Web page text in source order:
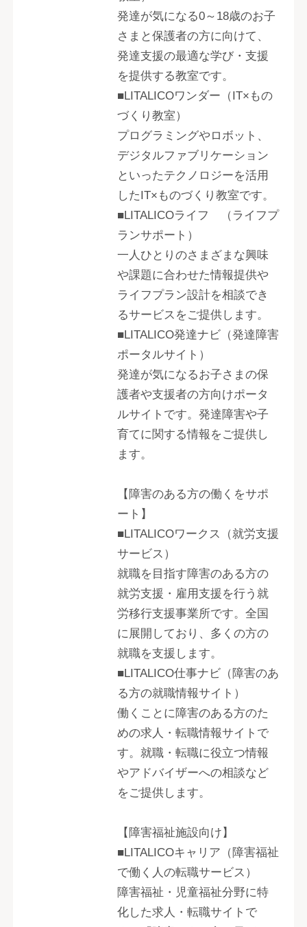
発達が気になる0～18歳のお子
さまと保護者の方に向けて、
発達支援の最適な学び・支援
を提供する教室です。
■LITALICOワンダー（IT×もの
づくり教室）
プログラミングやロボット、
デジタルファブリケーション
といったテクノロジーを活用
したIT×ものづくり教室です。
■LITALICOライフ （ライフプ
ランサポート）
一人ひとりのさまざまな興味
や課題に合わせた情報提供や
ライフプラン設計を相談でき
るサービスをご提供します。
■LITALICO発達ナビ（発達障害
ポータルサイト）
発達が気になるお子さまの保
護者や支援者の方向けポータ
ルサイトです。発達障害や子
育てに関する情報をご提供し
ます。
【障害のある方の働くをサポ
ート】
■LITALICOワークス（就労支援
サービス）
就職を目指す障害のある方の
就労支援・雇用支援を行う就
労移行支援事業所です。全国
に展開しており、多くの方の
就職を支援します。
■LITALICO仕事ナビ（障害のあ
る方の就職情報サイト）
働くことに障害のある方のた
めの求人・転職情報サイトで
す。就職・転職に役立つ情報
やアドバイザーへの相談など
をご提供します。
【障害福祉施設向け】
■LITALICOキャリア（障害福祉
で働く人の転職サービス）
障害福祉・児童福祉分野に特
化した求人・転職サイトで